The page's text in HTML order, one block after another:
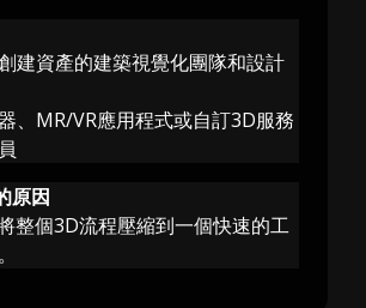
建資產的建築視覺化團隊和設計
、MR/VR應用程式或自訂3D服務
原因
整個3D流程壓縮到一個快速的工